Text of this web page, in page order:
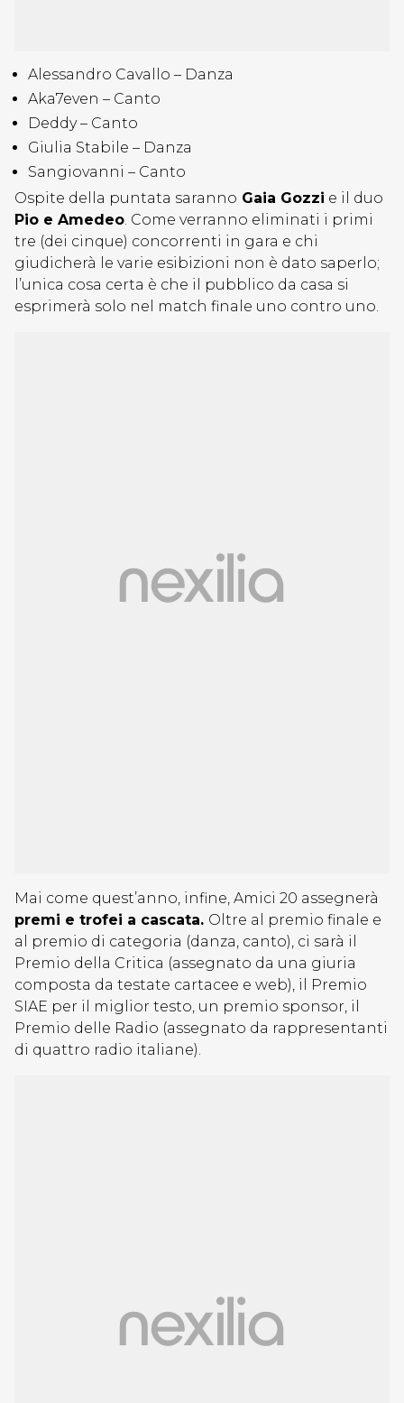
Alessandro Cavallo – Danza
Aka7even – Canto
Deddy – Canto
Giulia Stabile – Danza
Sangiovanni – Canto
Ospite della puntata saranno Gaia Gozzi e il duo
Pio e Amedeo. Come verranno eliminati i primi
tre (dei cinque) concorrenti in gara e chi
giudicherà le varie esibizioni non è dato saperlo;
l’unica cosa certa è che il pubblico da casa si
esprimerà solo nel match finale uno contro uno.
Mai come quest’anno, infine, Amici 20 assegnerà
premi e trofei a cascata. Oltre al premio finale e
al premio di categoria (danza, canto), ci sarà il
Premio della Critica (assegnato da una giuria
composta da testate cartacee e web), il Premio
SIAE per il miglior testo, un premio sponsor, il
Premio delle Radio (assegnato da rappresentanti
di quattro radio italiane).